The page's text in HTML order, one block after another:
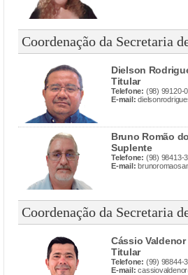
Coordenação da Secretaria
Dielson
Titular
Telefone: (98) 99120-
E-mail:
Bruno Romão
Suplente
Telefone: (98) 98413-
E-mail:
Coordenação da Secretaria
Cássio
Titular
Telefone: (99) 98844-
E-mail: